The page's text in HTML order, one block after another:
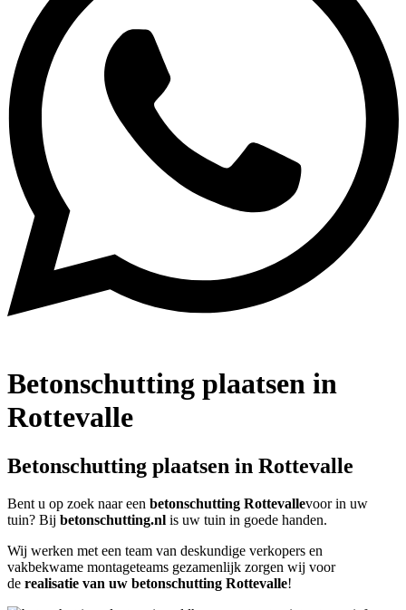
Betonschutting plaatsen in
Rottevalle
Betonschutting plaatsen in Rottevalle
Bent u op zoek naar een betonschutting Rottevallevoor in uw
tuin? Bij betonschutting.nl is uw tuin in goede handen.
Wij werken met een team van deskundige verkopers en
vakbekwame montageteams gezamenlijk zorgen wij voor
de realisatie van uw betonschutting Rottevalle!